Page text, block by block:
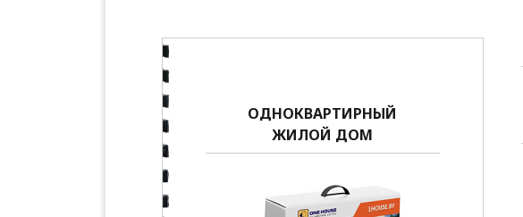
ОДНОКВАРТИРНЫЙ
ЖИЛОЙ ДОМ